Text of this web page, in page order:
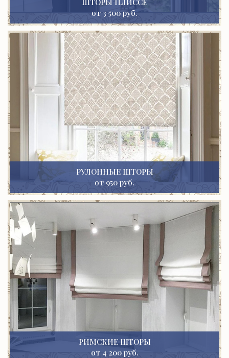
от 3 500 руб.
РУЛОННЫЕ ШТОРЫ
от 950 руб.
РИМСКИЕ ШТОРЫ
от 4 200 руб.